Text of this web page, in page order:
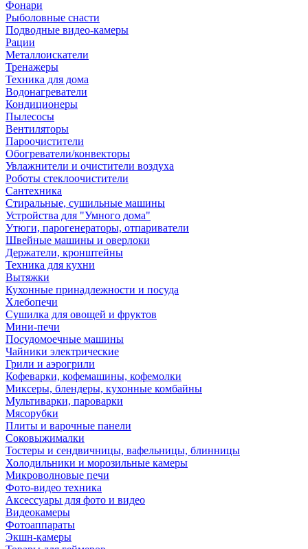
Фонари
Рыболовные снасти
Подводные видео-камеры
Рации
Металлоискатели
Тренажеры
Техника для дома
Водонагреватели
Кондиционеры
Пылесосы
Вентиляторы
Пароочистители
Обогреватели/конвекторы
Увлажнители и очистители воздуха
Роботы стеклоочистители
Сантехника
Стиральные, сушильные машины
Устройства для "Умного дома"
Утюги, парогенераторы, отпариватели
Швейные машины и оверлоки
Держатели, кронштейны
Техника для кухни
Вытяжки
Кухонные принадлежности и посуда
Хлебопечи
Сушилка для овощей и фруктов
Мини-печи
Посудомоечные машины
Чайники электрические
Грили и аэрогрили
Кофеварки, кофемашины, кофемолки
Миксеры, блендеры, кухонные комбайны
Мультиварки, пароварки
Мясорубки
Плиты и варочные панели
Соковыжималки
Тостеры и сендвичницы, вафельницы, блинницы
Холодильники и морозильные камеры
Микроволновые печи
Фото-видео техника
Аксессуары для фото и видео
Видеокамеры
Фотоаппараты
Экшн-камеры